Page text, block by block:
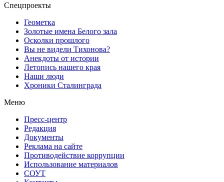
Спецпроекты
Геометка
Золотые имена Белого зала
Осколки прошлого
Вы не видели Тихонова?
Анекдоты от истории
Летопись нашего края
Наши люди
Хроники Сталинграда
Меню
Пресс-центр
Редакция
Документы
Реклама на сайте
Противодействие коррупции
Использование материалов
СОУТ